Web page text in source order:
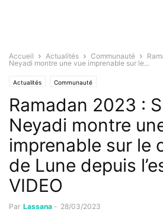
Accueil Actualités Communauté
Neyadi montre une vue imprenable sur le...
Actualités Communauté
Ramadan 2023 :
Neyadi montre
imprenable sur le
de Lune depuis
VIDEO
Par Lassana - 28/03/2023